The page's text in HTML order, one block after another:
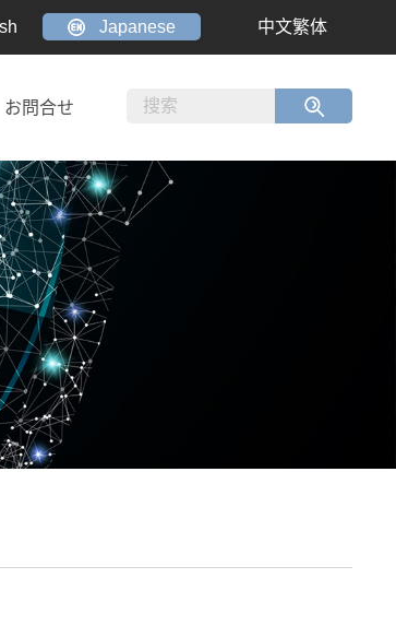
Japanese 中文繁体
お問合せ